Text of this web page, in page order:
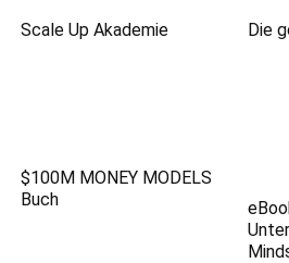
Scale Up Akademie Die
$100M MONEY MODELS
Buch